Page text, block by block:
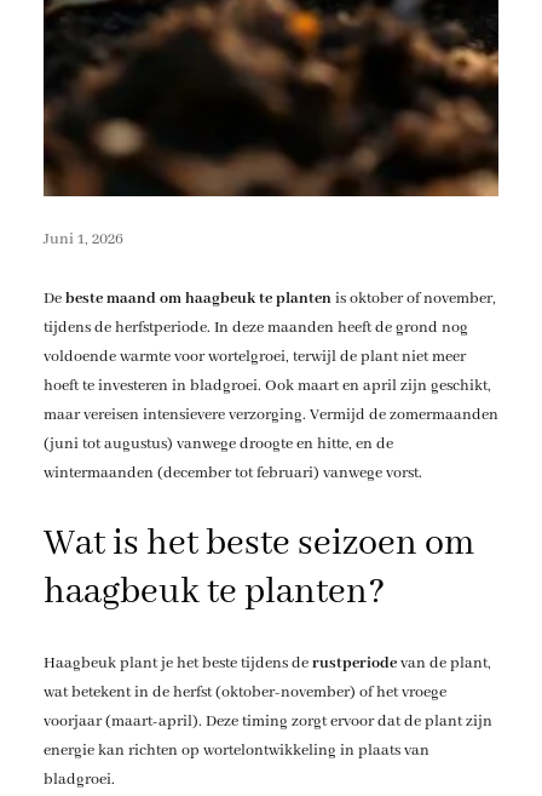
Juni 1, 2026
Debeste maand om haagbeuk te plantenis oktober of november,
tijdens de herfstperiode. In deze maanden heeft de grond nog
voldoende warmte voor wortelgroei, terwijl de plant niet meer
hoeft te investeren in bladgroei. Ook maart en april zijn geschikt,
maar vereisen intensievere verzorging. Vermijd de zomermaanden
(juni tot augustus) vanwege droogte en hitte, en de
wintermaanden (december tot februari) vanwege vorst.
Wat is het beste seizoen om
haagbeuk te planten?
Haagbeuk plant je het beste tijdens derustperiodevan de plant,
wat betekent in de herfst (oktober-november) of het vroege
voorjaar (maart-april). Deze timing zorgt ervoor dat de plant zijn
energie kan richten op wortelontwikkeling in plaats van
bladgroei.